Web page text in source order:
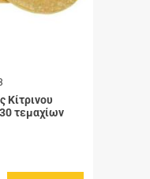
Κίτρινου
τεμαχίων